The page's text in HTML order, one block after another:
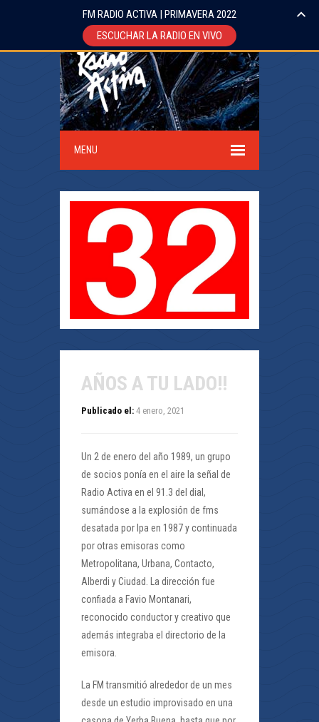
MENU
AÑOS A TU LADO!!
Publicado el: 4 enero, 2021
Un 2 de enero del año 1989, un grupo
de socios ponía en el aire la señal de
Radio Activa en el 91.3 del dial,
sumándose a la explosión de fms
desatada por Ipa en 1987 y continuada
por otras emisoras como
Metropolitana, Urbana, Contacto,
Alberdi y Ciudad. La dirección fue
confiada a Favio Montanari,
reconocido conductor y creativo que
además integraba el directorio de la
emisora.
La FM transmitió alrededor de un mes
desde un estudio improvisado en una
FM RADIO ACTIVA | PRIMAVERA 2022
ESCUCHAR LA RADIO EN VIVO